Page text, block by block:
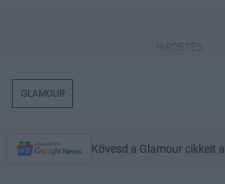
GLAMOUR
Kövesd a Glamour cikkeit a